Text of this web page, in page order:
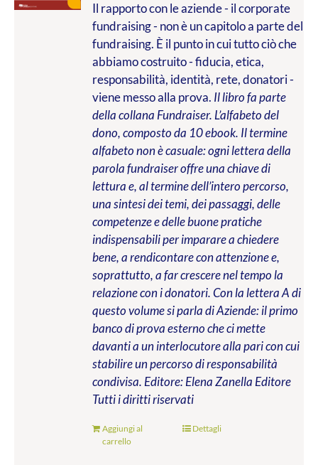
Il rapporto con le aziende - il corporate
fundraising - non è un capitolo a parte del
fundraising. È il punto in cui tutto ciò che
abbiamo costruito - fiducia, etica,
responsabilità, identità, rete, donatori -
viene messo alla prova. Il libro fa parte
della collana Fundraiser. L’alfabeto del
dono, composto da 10 ebook. Il termine
alfabeto non è casuale: ogni lettera della
parola fundraiser offre una chiave di
lettura e, al termine dell’intero percorso,
una sintesi dei temi, dei passaggi, delle
competenze e delle buone pratiche
indispensabili per imparare a chiedere
bene, a rendicontare con attenzione e,
soprattutto, a far crescere nel tempo la
relazione con i donatori. Con la lettera A di
questo volume si parla di Aziende: il primo
banco di prova esterno che ci mette
davanti a un interlocutore alla pari con cui
stabilire un percorso di responsabilità
condivisa. Editore: Elena Zanella Editore
Tutti i diritti riservati
Aggiungi al
carrello
Dettagli